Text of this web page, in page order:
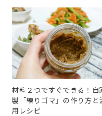
材料２つですぐできる！自
製「練りゴマ」の作り方と
用レシピ